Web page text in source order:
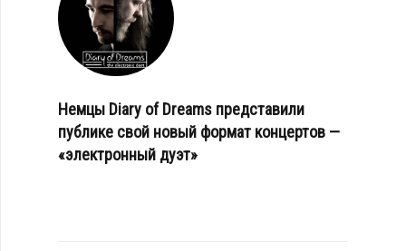
Немцы Diary of Dreams представили
публике свой новый формат концертов —
«электронный дуэт»